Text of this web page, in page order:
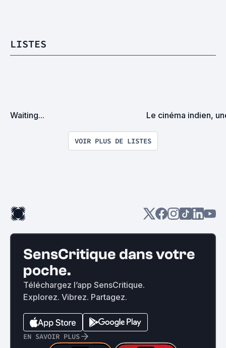
LISTES
Waiting... Le cinéma indien,
VOIR PLUS DE LISTES
SensCritique dans votre
poche.
Téléchargez l’app SensCritique.
Explorez. Vibrez. Partagez.
EN SAVOIR PLUS